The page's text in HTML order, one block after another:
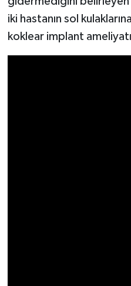
iki hastanın sol
koklear implant